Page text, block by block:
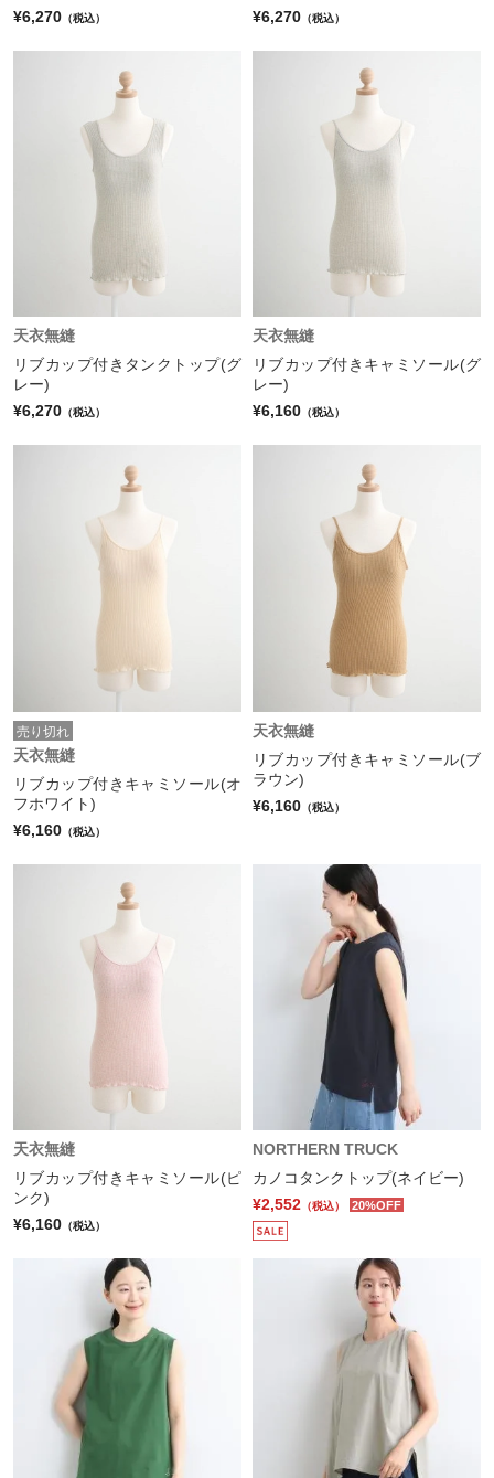
¥6,270 （税込） ¥6,270 （税込）
天衣無縫
リブカップ付きタンクトップ(グ
レー)
¥6,270 （税込）
天衣無縫
リブカップ付きキャミソール(グ
レー)
¥6,160 （税込）
売り切れ
天衣無縫
リブカップ付きキャミソール(オ
フホワイト)
¥6,160 （税込）
天衣無縫
リブカップ付きキャミソール(ブ
ラウン)
¥6,160 （税込）
天衣無縫
リブカップ付きキャミソール(ピ
ンク)
¥6,160 （税込）
NORTHERN TRUCK
カノコタンクトップ(ネイビー)
¥2,552 （税込） 20%OFF